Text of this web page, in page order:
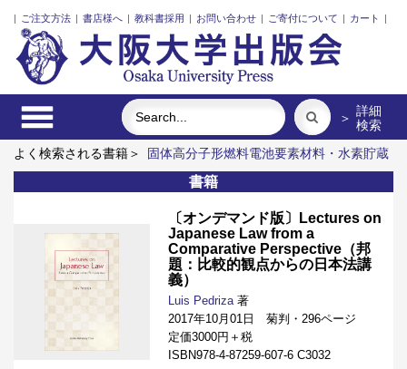
| ご注文方法 | 書店様へ | 教科書採用 | お問い合わせ | ご寄付について | カート |
＞ 詳細
検索
よく検索される書籍＞
固体高分子形燃料電池要素材料・水素貯蔵
材料の知的設計
近代日本における企業家の諸系譜
明治・大
正・昭和の細菌学者たち
発話冒頭における言語要素の語順と相
国際家族法の理論
書籍
〔オンデマンド版〕Lectures on
Japanese Law from a
Comparative Perspective（邦
題：比較的観点からの日本法講
義）
Luis Pedriza 著
2017年10月01日 菊判・296ページ
定価3000円＋税
ISBN978-4-87259-607-6 C3032